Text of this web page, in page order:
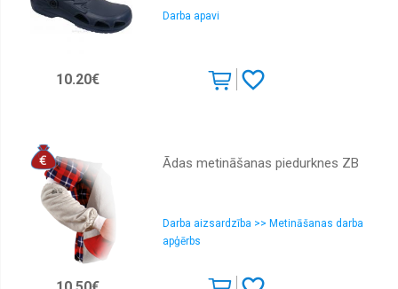
Darba apavi
10.20€
Ādas metināšanas piedurknes ZB
Darba aizsardzība >> Metināšanas darba
apģērbs